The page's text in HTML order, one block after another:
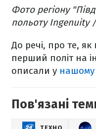
Фото регіону
польоту Ingenuity
До речі, про те,
перший політ на
описали у нашому
Пов'язані
ТЕХНО